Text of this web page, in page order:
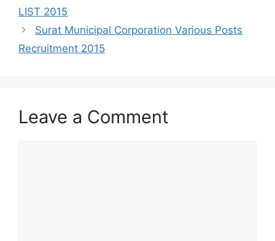
LIST 2015
Surat Municipal Corporation Various Posts
Recruitment 2015
Leave a Comment